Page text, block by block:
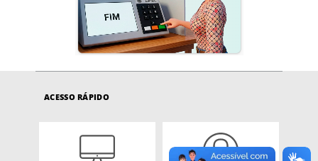
ACESSO RÁPIDO